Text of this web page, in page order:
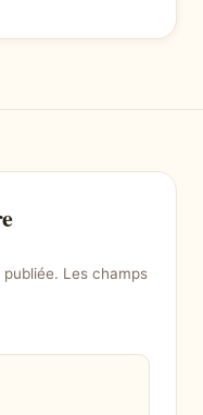
Les champs